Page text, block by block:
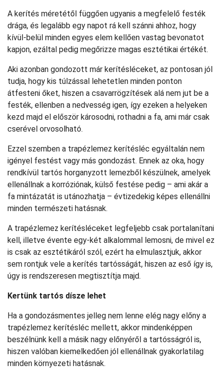
A kerítés méretétől függően ugyanis a megfelelő festék
drága, és legalább egy napot rá kell szánni ahhoz, hogy
kívül-belül minden egyes elem kellően vastag bevonatot
kapjon, ezáltal pedig megőrizze magas esztétikai értékét.
Aki azonban gondozott már kerítésléceket, az pontosan jól
tudja, hogy kis túlzással lehetetlen minden ponton
átfesteni őket, hiszen a csavarrögzítések alá nem jut be a
festék, ellenben a nedvesség igen, így ezeken a helyeken
kezd majd el először károsodni, rothadni a fa, ami már csak
cserével orvosolható.
Ezzel szemben a trapézlemez kerítésléc egyáltalán nem
igényel festést vagy más gondozást. Ennek az oka, hogy
rendkívül tartós horganyzott lemezből készülnek, amelyek
ellenállnak a korróziónak, külső festése pedig – ami akár a
fa mintázatát is utánozhatja – évtizedekig képes ellenállni
minden természeti hatásnak.
A trapézlemez kerítésléceket legfeljebb csak portalanítani
kell, illetve évente egy-két alkalommal lemosni, de mivel ez
is csak az esztétikáról szól, ezért ha elmulasztjuk, akkor
sem rontjuk vele a kerítés tartósságát, hiszen az eső így is,
úgy is rendszeresen megtisztítja majd.
Kertünk tartós dísze lehet
Ha a gondozásmentes jelleg nem lenne elég nagy előny a
trapézlemez kerítésléc mellett, akkor mindenképpen
beszélnünk kell a másik nagy előnyéről a tartósságról is,
hiszen valóban kiemelkedően jól ellenállnak gyakorlatilag
minden környezeti hatásnak.